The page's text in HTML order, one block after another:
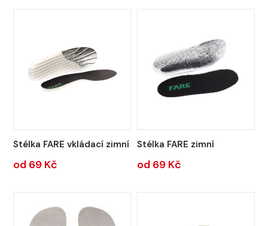
Stélka FARE vkládací zimní
od 69 Kč
Stélka FARE zimní
od 69 Kč